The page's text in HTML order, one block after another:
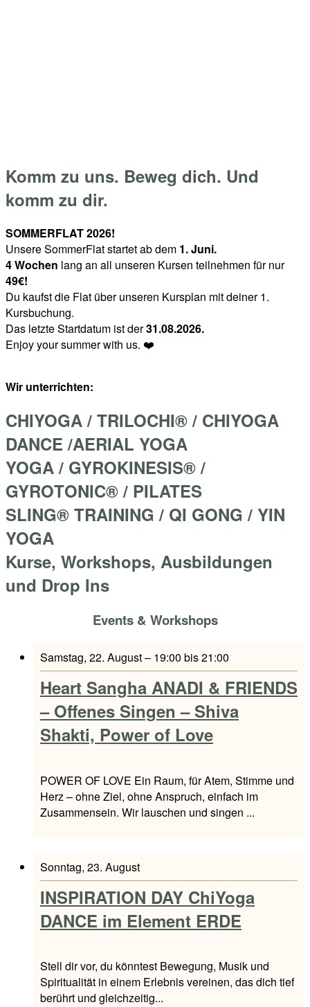
Komm zu uns. Beweg dich. Und
komm zu dir.
SOMMERFLAT 2026!
Unsere SommerFlat startet ab dem 1. Juni.
4 Wochen lang an all unseren Kursen teilnehmen für nur
49€!
Du kaufst die Flat über unseren Kursplan mit deiner 1.
Kursbuchung.
Das letzte Startdatum ist der31.08.2026.
Enjoy your summer with us. ❤️
Wir unterrichten:
CHIYOGA / TRILOCHI® / CHIYOGA
DANCE /AERIAL YOGA
YOGA / GYROKINESIS® /
GYROTONIC® / PILATES
SLING® TRAINING / QI GONG / YIN
YOGA
Kurse, Workshops, Ausbildungen
und Drop Ins
Events & Workshops
Samstag, 22. August – 19:00 bis21:00
Heart Sangha ANADI & FRIENDS
– Offenes Singen – Shiva
Shakti, Power of Love
POWER OF LOVE Ein Raum, für Atem, Stimme und
Herz – ohne Ziel, ohne Anspruch, einfach im
Zusammensein. Wir lauschen und singen ...
Sonntag, 23. August
INSPIRATION DAY ChiYoga
DANCE im Element ERDE
Stell dir vor, du könntest Bewegung, Musik und
Spiritualität in einem Erlebnis vereinen, das dich tief
berührt und gleichzeitig...